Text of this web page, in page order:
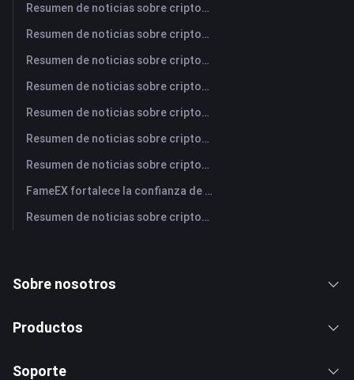
Resumen de noticias sobre criptomonedas de FameEX de hoy | 6 de agosto de 2026
Resumen de noticias sobre criptomonedas de FameEX de hoy | 5 de agosto de 2026
Resumen de noticias sobre criptomonedas de FameEX de hoy | 4 de agosto de 2026
Resumen de noticias sobre criptomonedas de FameEX de hoy | 3 de agosto de 2026
Resumen de noticias sobre criptomonedas de FameEX de hoy | 31 de julio de 2026
Resumen de noticias sobre criptomonedas de FameEX de hoy | 30 de julio de 2026
Resumen de noticias sobre criptomonedas de FameEX de hoy | 29 de julio de 2026
FameEX fortalece la confianza de los usuarios a través de ocho años de operaciones estables y crecimiento global
Resumen de noticias sobre criptomonedas de FameEX de hoy | 28 de julio de 2026
Sobre nosotros
Productos
Soporte